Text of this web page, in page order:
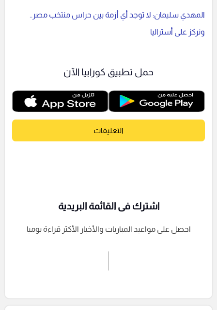
المهدي سليمان: لا توجد أي أزمة بين حراس منتخب مصر..
ونركز على أستراليا
حمل تطبيق كورابيا الآن
التعليقات
إرسال تعليق
اشترك فى القائمة البريدية
احصل على مواعيد المباريات والأخبار الأكثر قراءة يوميا